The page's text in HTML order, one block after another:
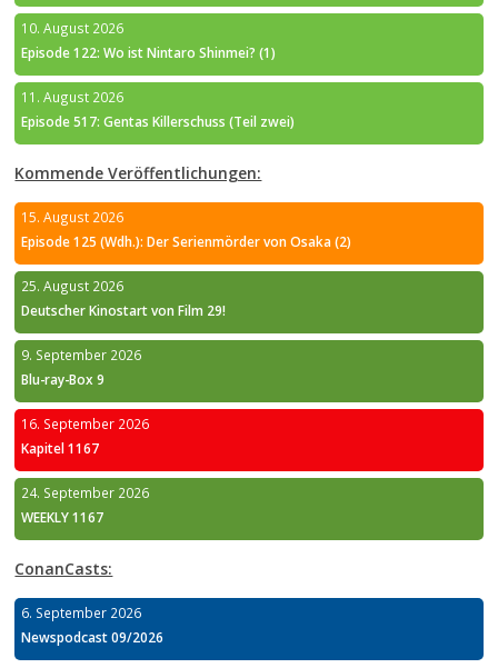
10. August 2026
Episode 122: Wo ist Nintaro Shinmei? (1)
11. August 2026
Episode 517: Gentas Killerschuss (Teil zwei)
Kommende Veröffentlichungen:
15. August 2026
Episode 125 (Wdh.): Der Serienmörder von Osaka (2)
25. August 2026
Deutscher Kinostart von Film 29!
9. September 2026
Blu-ray-Box 9
16. September 2026
Kapitel 1167
24. September 2026
WEEKLY 1167
ConanCasts:
6. September 2026
Newspodcast 09/2026